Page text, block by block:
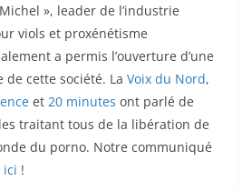
», leader de l’industrie
viols et proxénétisme
a permis l’ouverture d’une
de cette société. La Voix du Nord,
et 20 minutes ont parlé de
traitant tous de la libération de
du porno. Notre communiqué
ici !